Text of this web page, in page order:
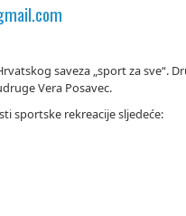
saveza „sport za sve“.
Vera Posavec.
sportske rekreacije sljedeće: